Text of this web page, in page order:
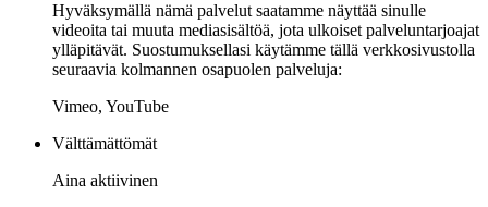
Hyväksymällä nämä palvelut saatamme näyttää sinulle
videoita tai muuta mediasisältöä, jota ulkoiset palveluntarjoajat
ylläpitävät. Suostumuksellasi käytämme tällä verkkosivustolla
seuraavia kolmannen osapuolen palveluja:
Vimeo, YouTube
Välttämättömät
Aina aktiivinen